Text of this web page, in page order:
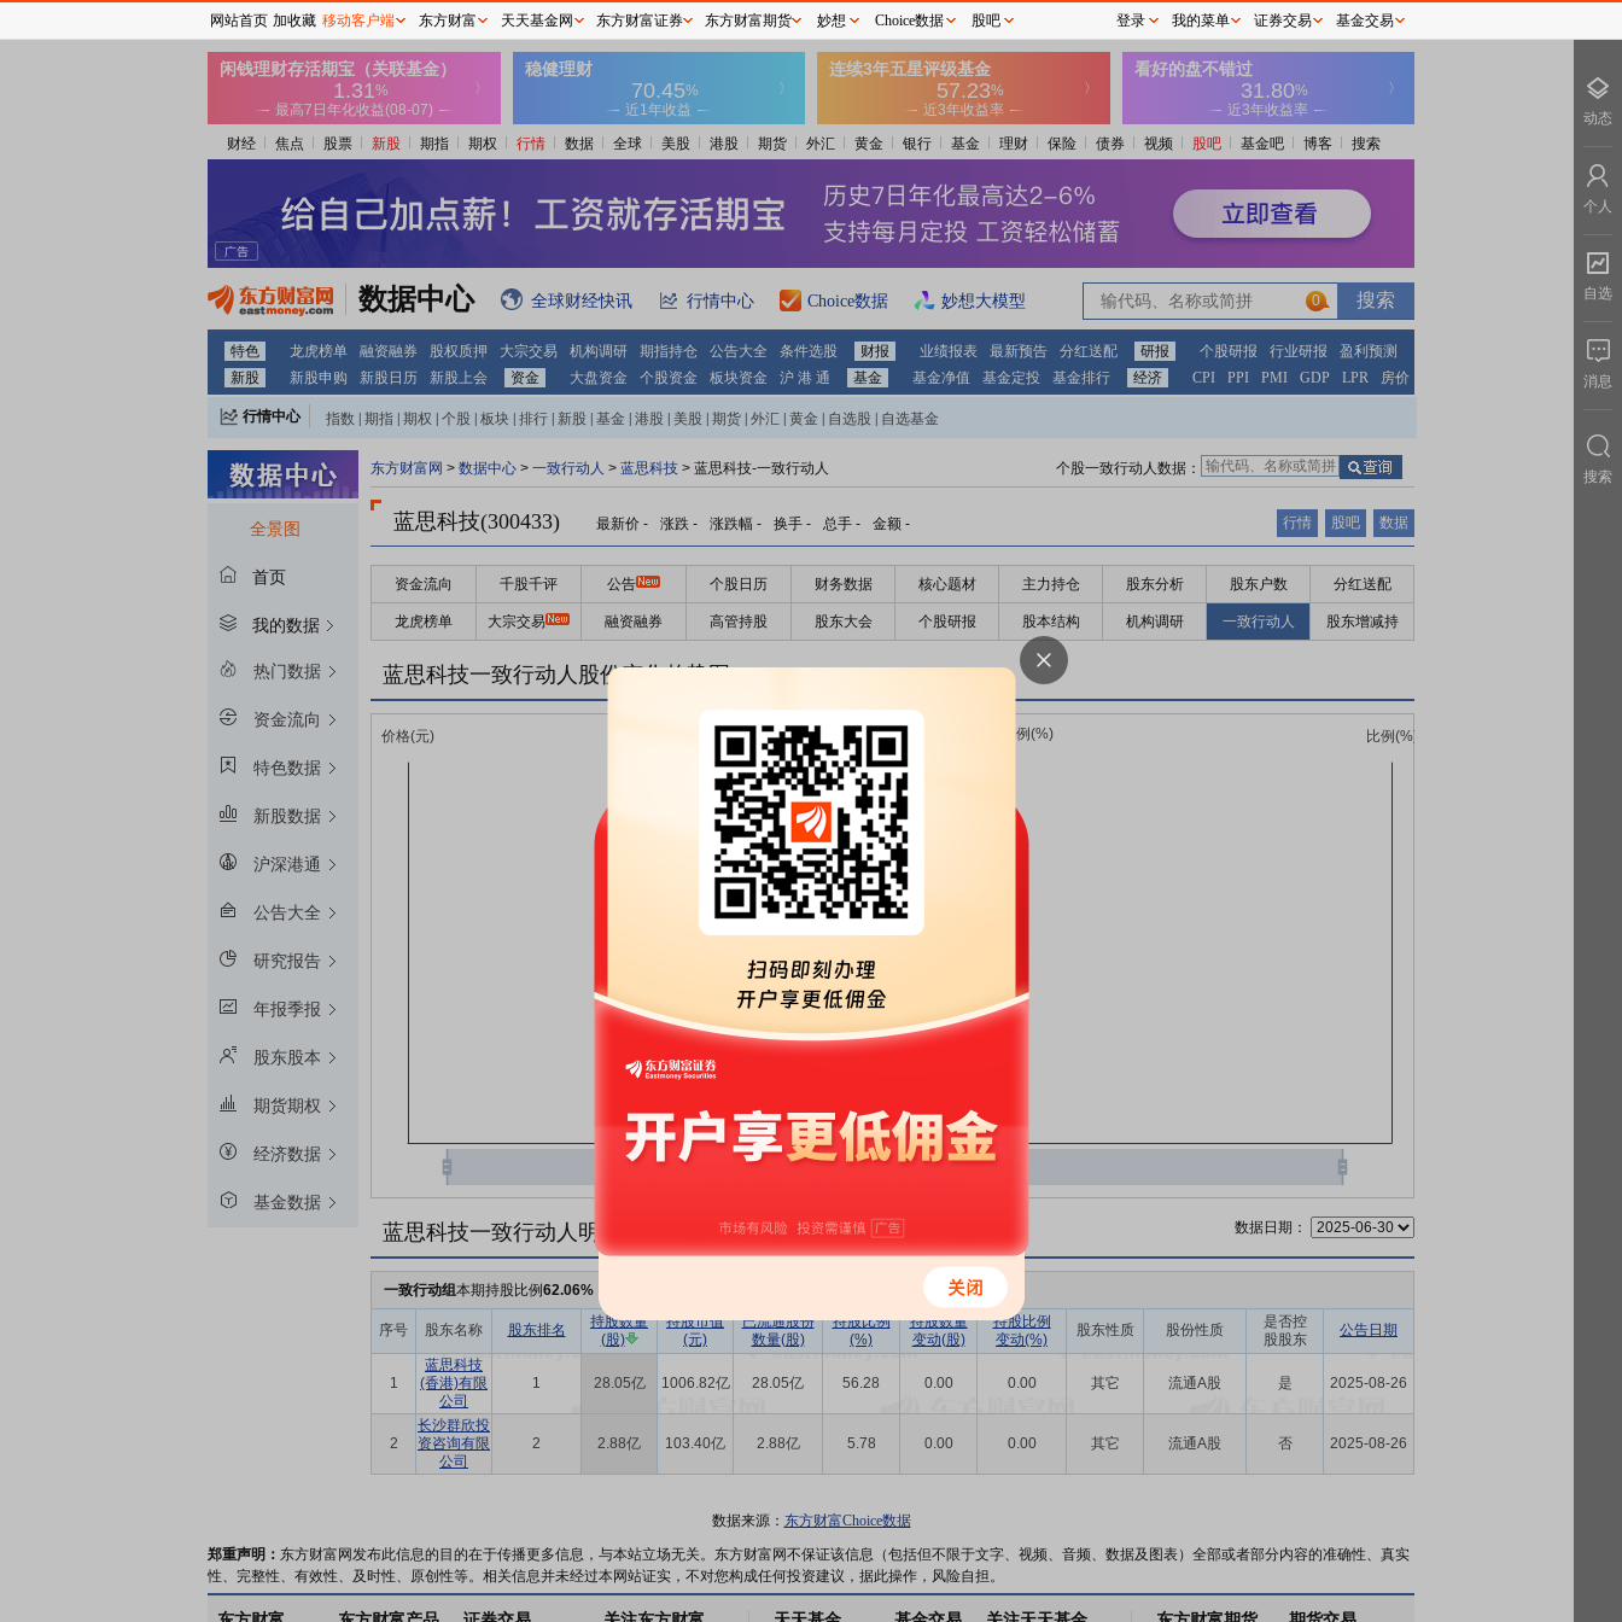
财经 焦点 股票 新股 期指 期权 行情 数据 全球 美股 港股 期货 外汇 黄金 银行 基金 理财 保险 债券 视频 股吧 基金吧 博客 搜索
数据中心 全球财经快讯 行情中心 Choice数据 妙想大模型 0
特色 龙虎榜单 融资融券 股权质押 大宗交易 机构调研 期指持仓 公告大全 条件选股 财报 业绩报表 最新预告 分红送配 研报 个股研报 行业研报
盈利预测
新股
新股申购 新股日历 新股上会 资金 大盘资金 个股资金 板块资金 沪 港 通 基金 基金净值 基金定投 基金排行 经济 CPI PPI PMI GDP LPR 房价
行情中心 指数 期指 期权 个股 板块 排行 新股 基金 港股 美股 期货 外汇 黄金 自选股 自选基金
全景图
首页
我的数据
热门数据
资金流向
特色数据
新股数据
沪深港通
公告大全
研究报告
年报季报
股东股本
期货期权
经济数据
基金数据
东方财富网 > 数据中心 > 一致行动人 > 蓝思科技 > 蓝思科技-一致行动人 个股一致行动人数据：
蓝思科技(300433) 最新价 - 涨跌 - 涨跌幅 - 换手 - 总手 - 金额 - 行情 股吧 数据
资金流向 千股千评 公告 个股日历 财务数据 核心题材 主力持仓 股东分析 股东户数 分红送配
龙虎榜单 大宗交易 融资融券 高管持股 股东大会 个股研报 股本结构 机构调研 一致行动人 股东增减持
蓝思科技一致行动人股份变化趋势图
蓝思科技一致行动人明细 数据日期：
一致行动组本期持股比例62.06%
序号 股东名称 股东排名
持股数量
(股)
持股市值
(元)
已流通股份
数量(股)
持股比例
(%)
持股数量
变动(股)
持股比例
变动(%)
股东性质 股份性质
是否控
股股东
公告日期
1
蓝思科技
(香港)有限
公司
1 28.05亿 1006.82亿 28.05亿 56.28 0.00 0.00 其它 流通A股 是 2025-08-26
2
长沙群欣投
资咨询有限
公司
2 2.88亿 103.40亿 2.88亿 5.78 0.00 0.00 其它 流通A股 否 2025-08-26
数据来源： 东方财富Choice数据
郑重声明： 东方财富网发布此信息的目的在于传播更多信息，与本站立场无关。东方财富网不保证该信息（包括但不限于文字、视频、音频、数据及图表）全部或者部分内容的准确性、真实
性、完整性、有效性、及时性、原创性等。相关信息并未经过本网站证实，不对您构成任何投资建议，据此操作，风险自担。
网站首页 加收藏 移动客户端 东方财富 天天基金网 东方财富证券 东方财富期货 妙想 Choice数据 股吧 登录 我的菜单 证券交易 基金交易
动态
个人
自选
消息
搜索